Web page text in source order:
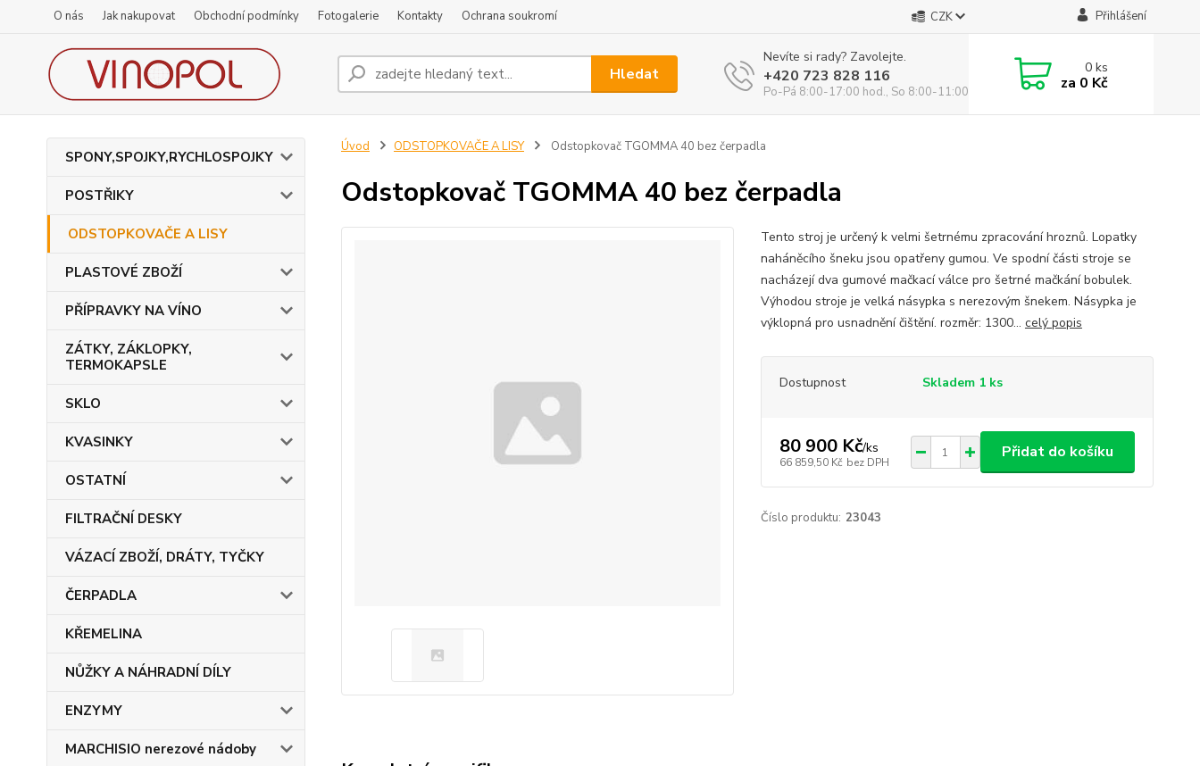
O nás Jak nakupovat Obchodní podmínky Fotogalerie Kontakty Ochrana soukromí CZK Přihlášení
Hledat
Nevíte si rady? Zavolejte.
+420 723 828 116
Po-Pá 8:00-17:00 hod., So 8:00-11:00 hod.
0ks
za 0 Kč
SPONY,SPOJKY,RYCHLOSPOJKY
POSTŘIKY
ODSTOPKOVAČE A LISY
PLASTOVÉ ZBOŽÍ
PŘÍPRAVKY NA VÍNO
ZÁTKY, ZÁKLOPKY,
TERMOKAPSLE
SKLO
KVASINKY
OSTATNÍ
FILTRAČNÍ DESKY
VÁZACÍ ZBOŽÍ, DRÁTY, TYČKY
ČERPADLA
KŘEMELINA
NŮŽKY A NÁHRADNÍ DÍLY
ENZYMY
MARCHISIO nerezové nádoby
Úvod ODSTOPKOVAČE A LISY Odstopkovač TGOMMA 40 bez čerpadla
Odstopkovač TGOMMA 40 bez čerpadla
Tento stroj je určený k velmi šetrnému zpracování hroznů. Lopatky
naháněcího šneku jsou opatřeny gumou. Ve spodní části stroje se
nacházejí dva gumové mačkací válce pro šetrné mačkání bobulek.
Výhodou stroje je velká násypka s nerezovým šnekem. Násypka je
výklopná pro usnadnění čištění. rozměr: 1300... celý popis
Dostupnost Skladem 1 ks
80 900 Kč/ks
66 859,50 Kč bez DPH
Přidat do košíku
Číslo produktu: 23043